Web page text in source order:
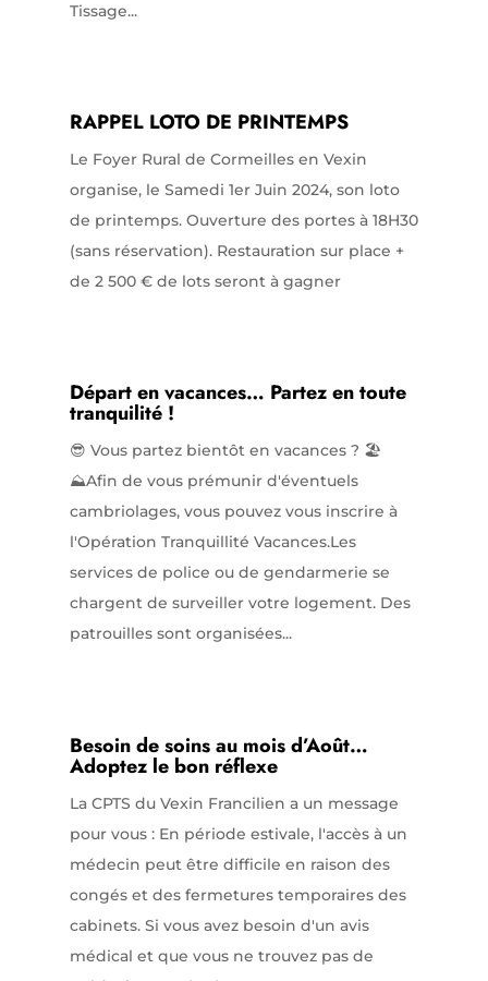
Tissage...
RAPPEL LOTO DE PRINTEMPS
Le Foyer Rural de Cormeilles en Vexin
organise, le Samedi 1er Juin 2024, son loto
de printemps. Ouverture des portes à 18H30
(sans réservation). Restauration sur place +
de 2 500 € de lots seront à gagner
Départ en vacances… Partez en toute
tranquilité !
😎 Vous partez bientôt en vacances ? 🏖️
⛰️Afin de vous prémunir d'éventuels
cambriolages, vous pouvez vous inscrire à
l'Opération Tranquillité Vacances.Les
services de police ou de gendarmerie se
chargent de surveiller votre logement. Des
patrouilles sont organisées...
Besoin de soins au mois d’Août…
Adoptez le bon réflexe
La CPTS du Vexin Francilien a un message
pour vous : En période estivale, l'accès à un
médecin peut être difficile en raison des
congés et des fermetures temporaires des
cabinets. Si vous avez besoin d'un avis
médical et que vous ne trouvez pas de